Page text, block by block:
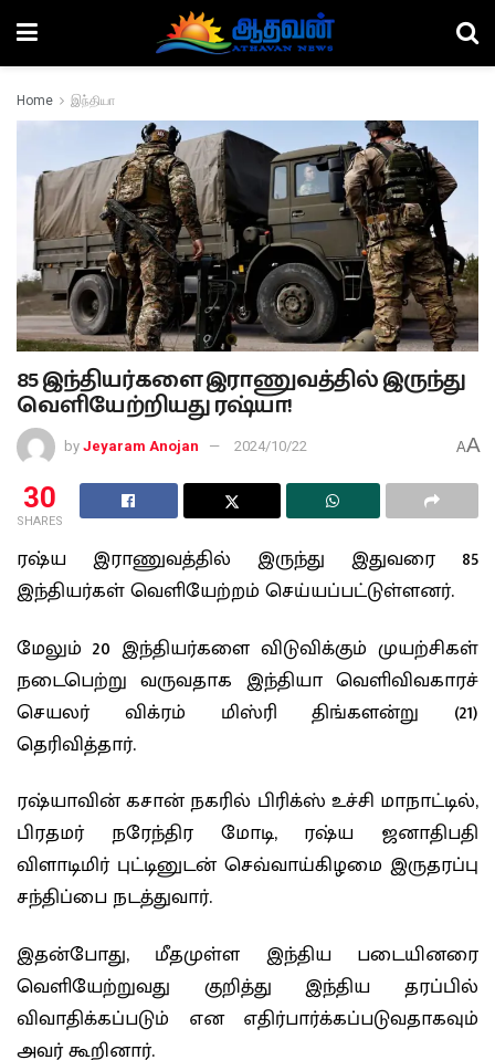
Home இந்தியா
85 இந்தியர்களை இராணுவத்தில் இருந்து
வெளியேற்றியது ரஷ்யா!
by Jeyaram Anojan 2024/10/22 AA
30
SHARES
ரஷ்ய இராணுவத்தில் இருந்து இதுவரை 85
இந்தியர்கள் வெளியேற்றம் செய்யப்பட்டுள்ளனர்.
மேலும் 20 இந்தியர்களை விடுவிக்கும் முயற்சிகள்
நடைபெற்று வருவதாக இந்தியா வெளிவிவகாரச்
செயலர் விக்ரம் மிஸ்ரி திங்களன்று (21)
தெரிவித்தார்.
ரஷ்யாவின் கசான் நகரில் பிரிக்ஸ் உச்சி மாநாட்டில்,
பிரதமர் நரேந்திர மோடி, ரஷ்ய ஜனாதிபதி
விளாடிமிர் புட்டினுடன் செவ்வாய்கிழமை இருதரப்பு
சந்திப்பை நடத்துவார்.
இதன்போது, மீதமுள்ள இந்திய படையினரை
வெளியேற்றுவது குறித்து இந்திய தரப்பில்
விவாதிக்கப்படும் என எதிர்பார்க்கப்படுவதாகவும்
அவர் கூறினார்.